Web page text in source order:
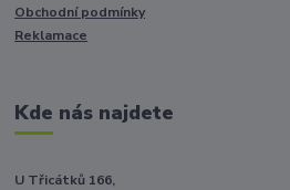
Obchodní podmínky
Reklamace
Kde nás najdete
U Třicátků 166,